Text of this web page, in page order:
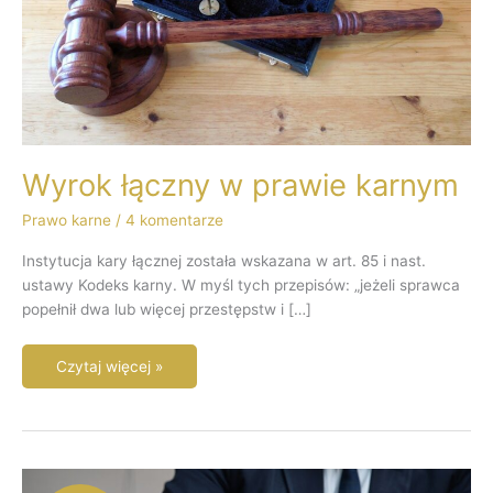
Wyrok łączny w prawie karnym
Prawo karne / 4 komentarze
Instytucja kary łącznej została wskazana w art. 85 i nast.
ustawy Kodeks karny. W myśl tych przepisów: „jeżeli sprawca
popełnił dwa lub więcej przestępstw i […]
Czytaj więcej »